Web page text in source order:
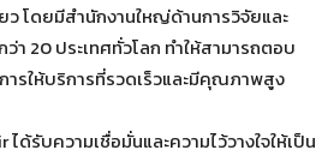
โดยมีสำนักงานใหญ่ด้านการวิจัยและ
20 ประเทศทั่วโลก ทำให้สามารถตอบ
ารให้บริการที่รวดเร็วและมีคุณภาพสูง
บความเชื่อมั่นและความไว้วางใจให้เป็น